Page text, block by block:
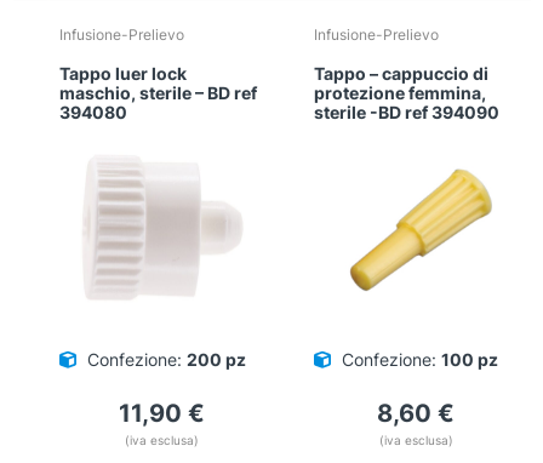
Infusione-Prelievo
Tappo luer lock
maschio, sterile – BD ref
394080
Confezione: 200 pz
11,90 €
(iva esclusa)
Infusione-Prelievo
Tappo – cappuccio di
protezione femmina,
sterile -BD ref 394090
Confezione: 100 pz
8,60 €
(iva esclusa)